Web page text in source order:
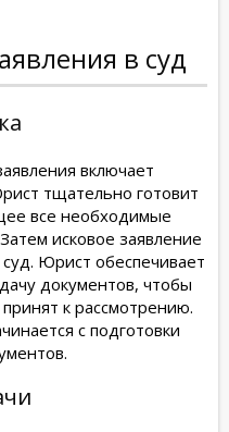
в суд
включает
тщательно готовит
все необходимые
исковое заявление
Юрист обеспечивает
документов, чтобы
к рассмотрению.
с подготовки